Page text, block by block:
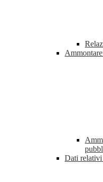
Dati relativi